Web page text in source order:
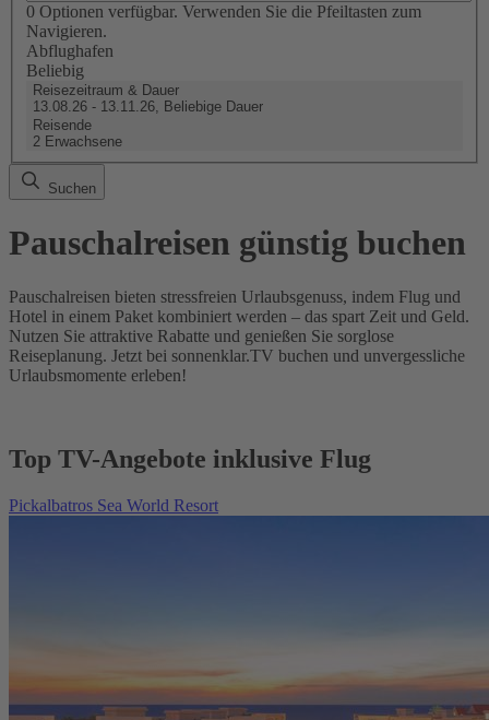
0 Optionen verfügbar. Verwenden Sie die Pfeiltasten zum
Navigieren.
Abflughafen
Beliebig
Reisezeitraum & Dauer
13.08.26 - 13.11.26, Beliebige Dauer
Reisende
2 Erwachsene
Suchen
Pauschalreisen günstig buchen
Pauschalreisen bieten stressfreien Urlaubsgenuss, indem Flug und
Hotel in einem Paket kombiniert werden – das spart Zeit und Geld.
Nutzen Sie attraktive Rabatte und genießen Sie sorglose
Reiseplanung. Jetzt bei sonnenklar.TV buchen und unvergessliche
Urlaubsmomente erleben!
Top TV-Angebote inklusive Flug
Pickalbatros Sea World Resort